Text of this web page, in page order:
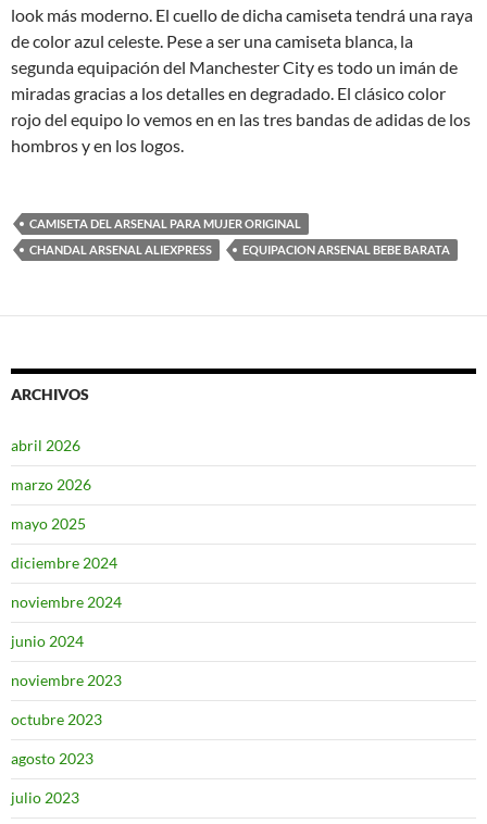
look más moderno. El cuello de dicha camiseta tendrá una raya
de color azul celeste. Pese a ser una camiseta blanca, la
segunda equipación del Manchester City es todo un imán de
miradas gracias a los detalles en degradado. El clásico color
rojo del equipo lo vemos en en las tres bandas de adidas de los
hombros y en los logos.
CAMISETA DEL ARSENAL PARA MUJER ORIGINAL
CHANDAL ARSENAL ALIEXPRESS
EQUIPACION ARSENAL BEBE BARATA
ARCHIVOS
abril 2026
marzo 2026
mayo 2025
diciembre 2024
noviembre 2024
junio 2024
noviembre 2023
octubre 2023
agosto 2023
julio 2023